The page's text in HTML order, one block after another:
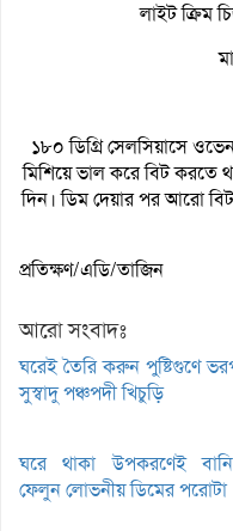
লাইট ক্রিম
১৮০ ডিগ্রি সেলসিয়াসে
মিশিয়ে ভাল করে বিট করতে
দিন। ডিম দেয়ার পর আরো
প্রতিক্ষণ/এডি/তাজিন
আরো সংবাদঃ
ঘরেই তৈরি করুন পুষ্টিগুণে
সুস্বাদু পঞ্চপদী খিচুড়ি
ঘরে থাকা উপকরণেই
ফেলুন লোভনীয় ডিমের পরোটা